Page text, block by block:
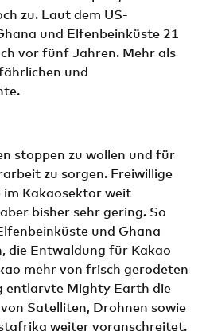
zu. Laut dem US-
und Elfenbeinküste 21
vor fünf Jahren. Mehr als
und
stoppen zu wollen und für
zu sorgen. Freiwillige
Kakao­sektor weit
bisher sehr gering. So
und Ghana
die Entwaldung für Kakao
mehr von frisch gerodeten
entlarvte Mighty Earth die
Satelliten, Drohnen sowie
weiter voranschreitet.